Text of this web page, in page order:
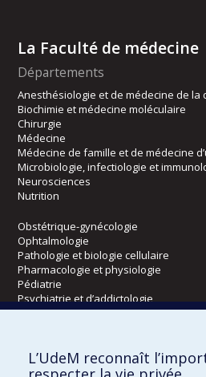
La Faculté de médecine
Départements
Anesthésiologie et de médecine de la
Biochimie et médecine moléculaire
Chirurgie
Médecine
Médecine de famille et de médecine
Microbiologie, infectiologie et
Neurosciences
Nutrition
Obstétrique-gynécologie
Ophtalmologie
Pathologie et biologie cellulaire
Pharmacologie et physiologie
Pédiatrie
Psychiatrie et d’addictologie
Radiologie, radio-oncologie et
Écoles
L’UdeM reconnaît